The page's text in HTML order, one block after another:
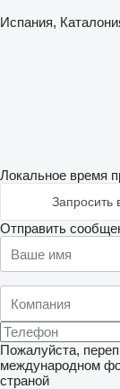
Испания,
Локальное время
Запросить
Отправить
Пожалуйста,
международном
страной